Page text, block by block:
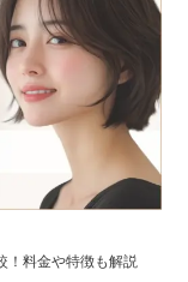
！料金や特徴も解説